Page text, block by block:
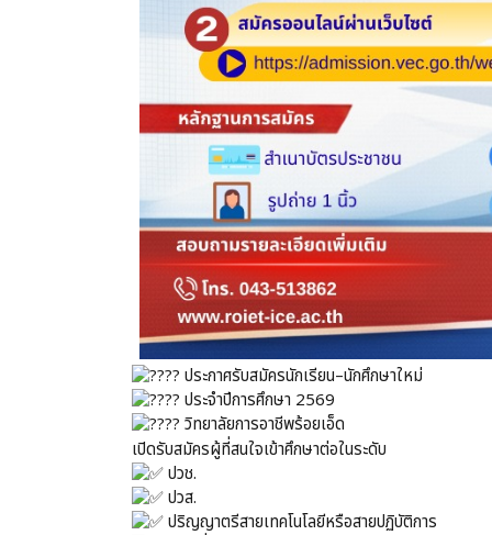
ประกาศรับสมัครนักเรียน–นักศึกษาใหม่
ประจำปีการศึกษา 2569
วิทยาลัยการอาชีพร้อยเอ็ด
เปิดรับสมัครผู้ที่สนใจเข้าศึกษาต่อในระดับ
ปวช.
ปวส.
ปริญญาตรีสายเทคโนโลยีหรือสายปฏิบัติการ